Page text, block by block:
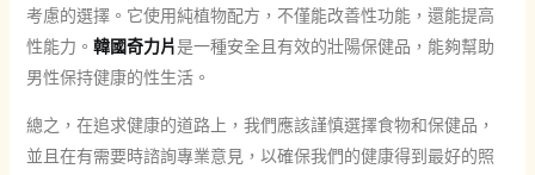
考慮的選擇。它使用純植物配方，不僅能改善性功能，還能提高
性能力。 韓國奇力片是一種安全且有效的壯陽保健品，能夠幫助
男性保持健康的性生活。
總之，在追求健康的道路上，我們應該謹慎選擇食物和保健品，
並且在有需要時諮詢專業意見，以確保我們的健康得到最好的照